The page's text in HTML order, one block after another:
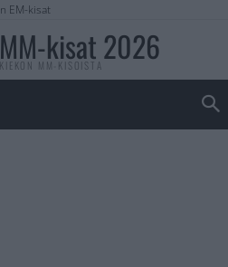
EM-kisat
kisat 2026
MM-KISOISTA